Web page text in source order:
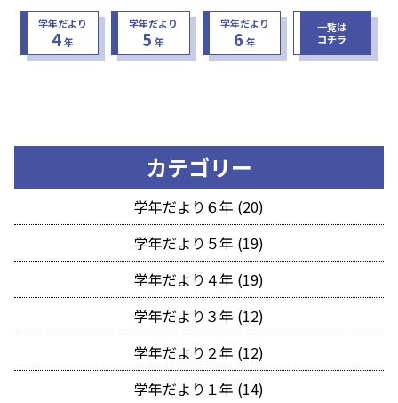
学年だより
4年
学年だより
5 年
学年だより
6 年
一覧は
コチラ
カテゴリー
学年だより６年 (20)
学年だより５年 (19)
学年だより４年 (19)
学年だより３年 (12)
学年だより２年 (12)
学年だより１年 (14)